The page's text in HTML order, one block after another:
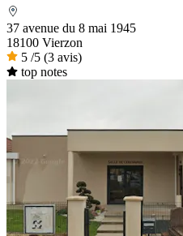
37 avenue du 8 mai 1945
18100 Vierzon
5 /5 (3 avis)
top notes